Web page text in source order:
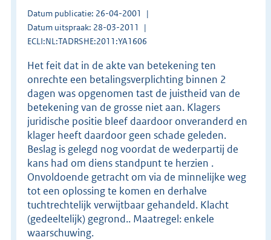
Datum publicatie: 26-04-2001
Datum uitspraak: 28-03-2011
ECLI:NL:TADRSHE:2011:YA1606
Het feit dat in de akte van betekening ten
onrechte een betalingsverplichting binnen 2
dagen was opgenomen tast de juistheid van de
betekening van de grosse niet aan. Klagers
juridische positie bleef daardoor onveranderd en
klager heeft daardoor geen schade geleden.
Beslag is gelegd nog voordat de wederpartij de
kans had om diens standpunt te herzien .
Onvoldoende getracht om via de minnelijke weg
tot een oplossing te komen en derhalve
tuchtrechtelijk verwijtbaar gehandeld. Klacht
(gedeeltelijk) gegrond.. Maatregel: enkele
waarschuwing.